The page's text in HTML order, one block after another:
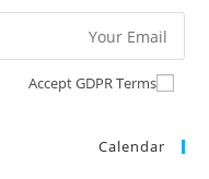
Accept GDPR Terms
Calendar